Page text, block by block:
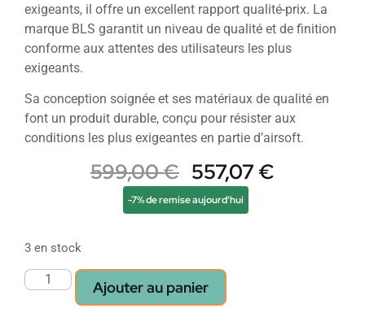
exigeants, il offre un excellent rapport qualité-prix. La
marque BLS garantit un niveau de qualité et de finition
conforme aux attentes des utilisateurs les plus
exigeants.
Sa conception soignée et ses matériaux de qualité en
font un produit durable, conçu pour résister aux
conditions les plus exigeantes en partie d’airsoft.
599,00€ 557,07€
-7% de remise aujourd'hui
3 en stock
Ajouter au panier